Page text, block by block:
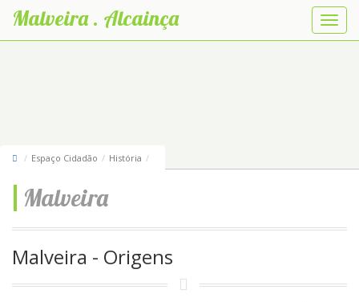
Abrir
Malveira . Alcainça
Espaço Cidadão História
Malveira
Malveira - Origens